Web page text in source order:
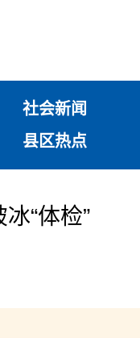
社会新闻
县区热点
“体检”